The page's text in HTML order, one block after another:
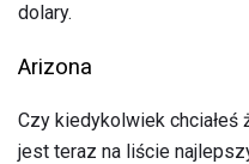
dolary.
Arizona
Czy kiedykolwiek chciałeś
jest teraz na liście